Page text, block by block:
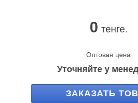
0 тенге.
Оптовая цена
Уточняйте у
ЗАКАЗАТЬ